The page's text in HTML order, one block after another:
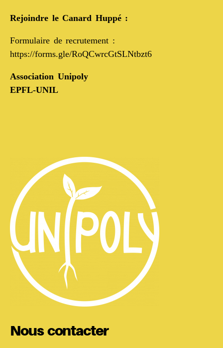
Rejoindre le Canard Huppé :
Formulaire de recrutement :
https://forms.gle/RoQCwrcGtSLNtbzt6
Association Unipoly
EPFL-UNIL
Nous contacter